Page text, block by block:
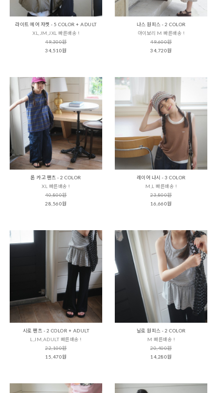
라이트 에어 자켓 - 5 COLOR + ADULT
XL,JM,JXL 빠른배송 !
49,300원
34,510원
나스 원피스 - 2 COLOR
아이보리 M 빠른배송 !
49,600원
34,720원
론 카고 팬츠 - 2 COLOR
XL 빠른배송 !
40,800원
28,560원
레이어 나시 - 3 COLOR
M,L 빠른배송 !
23,800원
16,660원
시로 팬츠 - 2 COLOR + ADULT
L,JM,ADULT 빠른배송 !
22,100원
15,470원
닐로 원피스 - 2 COLOR
M 빠른배송 !
20,400원
14,280원